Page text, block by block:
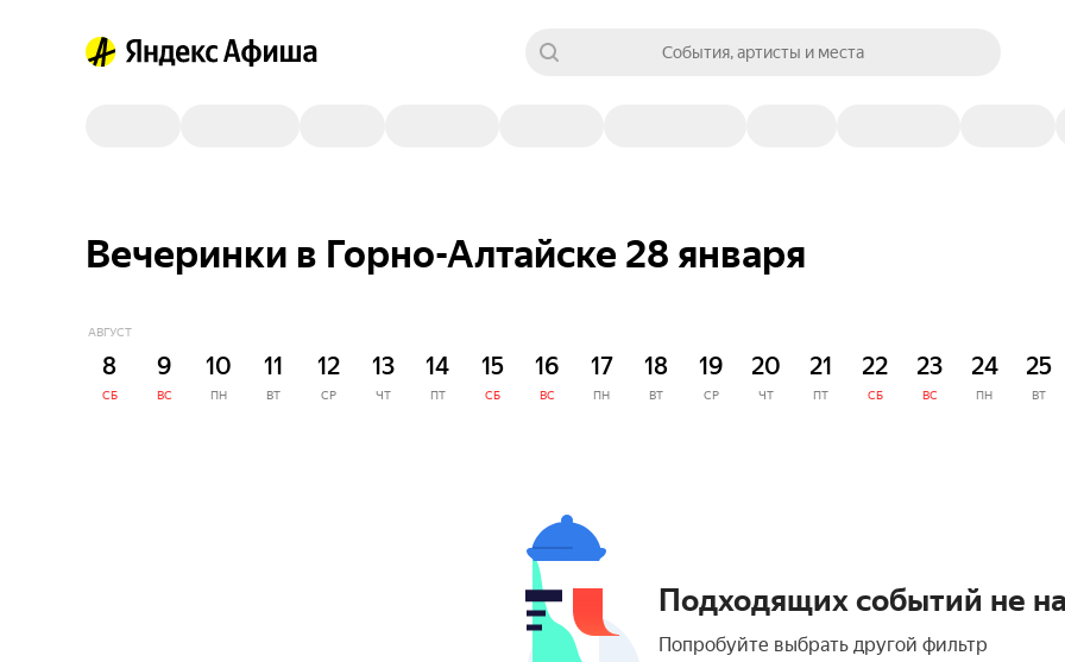
События, артисты и места
Вечеринки в Горно-Алтайске 28 января
АВГУСТ
8
СБ
9
ВС
10
ПН
11
ВТ
12
СР
13
ЧТ
14
ПТ
15
СБ
16
ВС
17
ПН
18
ВТ
19
СР
20
ЧТ
21
ПТ
22
СБ
23
ВС
24
ПН
25
ВТ
Подходящих событий не
Попробуйте выбрать другой фильтр